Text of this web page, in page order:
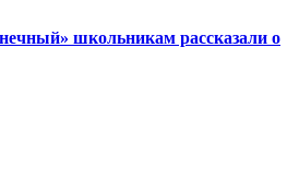
школьникам рассказали о